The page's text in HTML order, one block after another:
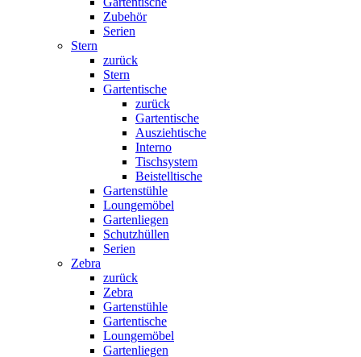
Zubehör
Serien
Stern
zurück
Stern
Gartentische
zurück
Gartentische
Ausziehtische
Interno
Tischsystem
Beistelltische
Gartenstühle
Loungemöbel
Gartenliegen
Schutzhüllen
Serien
Zebra
zurück
Zebra
Gartenstühle
Gartentische
Loungemöbel
Gartenliegen